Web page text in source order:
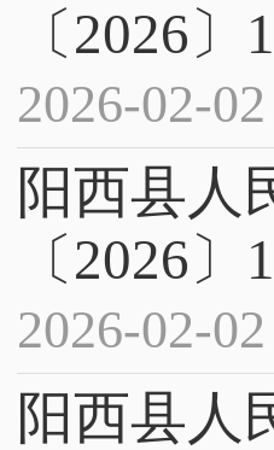
〔2026〕
2026-02-02
阳西县人
〔2026〕
2026-02-02
阳西县人